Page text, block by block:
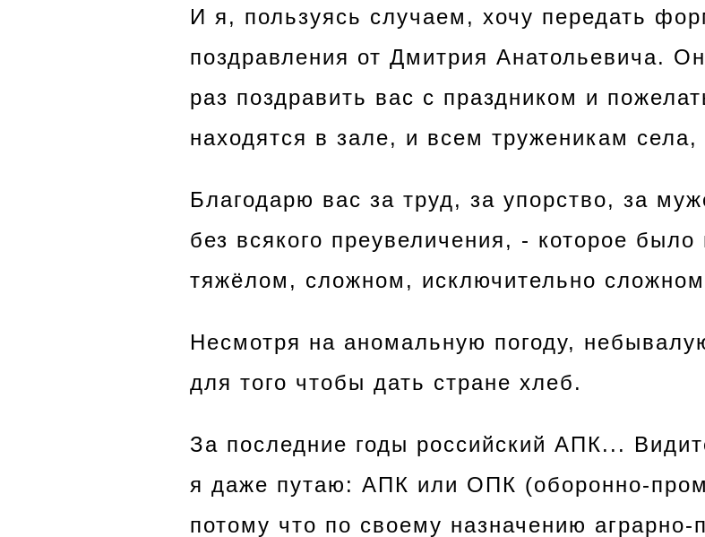
И я, пользуясь случаем, хочу передать
поздравления от Дмитрия Анатольевича.
раз поздравить вас с праздником и
находятся в зале, и всем труженикам села,
Благодарю вас за труд, за упорство, за
без всякого преувеличения, - которое было
тяжёлом, сложном, исключительно сложном
Несмотря на аномальную погоду,
для того чтобы дать стране хлеб.
За последние годы российский АПК...
я даже путаю: АПК или ОПК (оборонно-
потому что по своему назначению